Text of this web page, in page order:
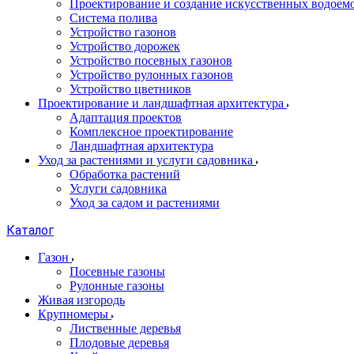
Проектирование и создание искусственных
Система полива
Устройство газонов
Устройство дорожек
Устройство посевных газонов
Устройство рулонных газонов
Устройство цветников
Проектирование и ландшафтная архитектура
Адаптация проектов
Комплексное проектирование
Ландшафтная архитектура
Уход за растениями и услуги садовника
Обработка растений
Услуги садовника
Уход за садом и растениями
Каталог
Газон
Посевные газоны
Рулонные газоны
Живая изгородь
Крупномеры
Лиственные деревья
Плодовые деревья